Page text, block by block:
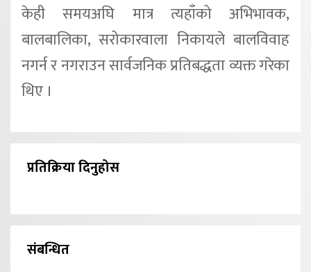
केही समयअघि मात्र त्यहाँको अभिभावक,
बालबालिका, सरोकारवाला निकायले बालविवाह
नगर्न र नगराउन सार्वजनिक प्रतिबद्धता व्यक्त गरेका
थिए ।
प्रतिक्रिया दिनुहोस
संबन्धित